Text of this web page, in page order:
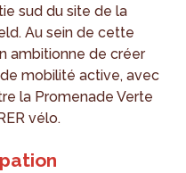
sud du site de la
Au sein de cette
ambitionne de créer
mobilité active, avec
la Promenade Verte
vélo.